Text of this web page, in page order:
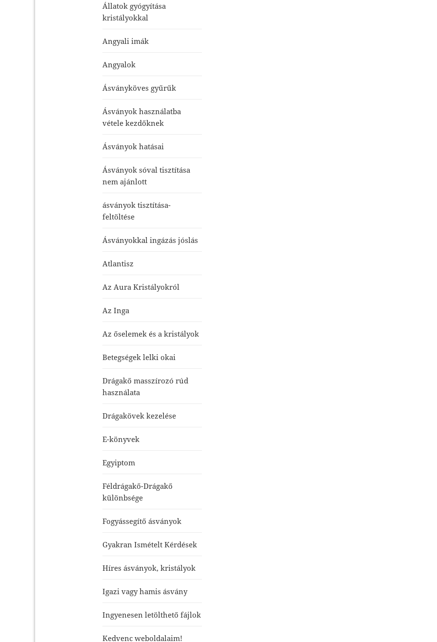
Állatok gyógyítása
kristályokkal
Angyali imák
Angyalok
Ásványköves gyűrűk
Ásványok használatba
vétele kezdőknek
Ásványok hatásai
Ásványok sóval tisztítása
nem ajánlott
ásványok tisztítása-
feltöltése
Ásványokkal ingázás jóslás
Atlantisz
Az Aura Kristályokról
Az Inga
Az őselemek és a kristályok
Betegségek lelki okai
Drágakő masszírozó rúd
használata
Drágakövek kezelése
E-könyvek
Egyiptom
Féldrágakő-Drágakő
különbsége
Fogyássegítő ásványok
Gyakran Ismételt Kérdések
Híres ásványok, kristályok
Igazi vagy hamis ásvány
Ingyenesen letölthető fájlok
Kedvenc weboldalaim!